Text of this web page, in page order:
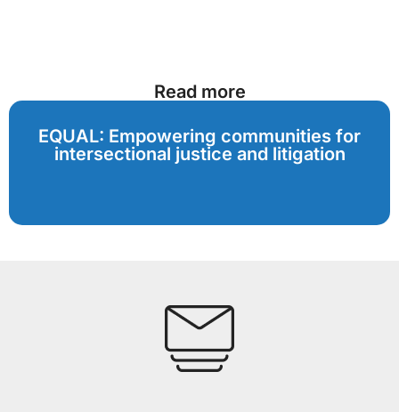
Read more
EQUAL: Empowering communities for
intersectional justice and litigation